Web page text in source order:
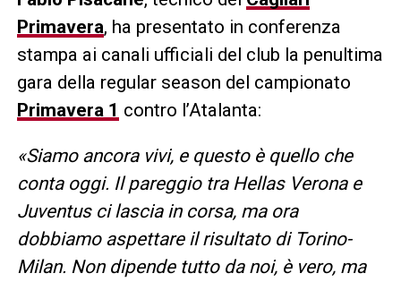
Primavera, ha presentato in conferenza
stampa ai canali ufficiali del club la penultima
gara della regular season del campionato
Primavera 1 contro l’Atalanta:
«Siamo ancora vivi, e questo è quello che
conta oggi. Il pareggio tra Hellas Verona e
Juventus ci lascia in corsa, ma ora
dobbiamo aspettare il risultato di Torino-
Milan. Non dipende tutto da noi, è vero, ma